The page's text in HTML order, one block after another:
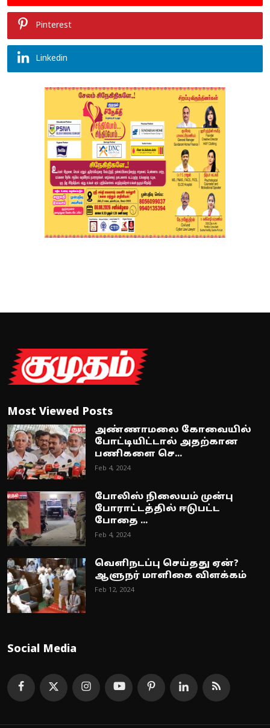
Pinterest
Linkedin
Most Viewed Posts
அண்ணாமலை கோவையில்
போட்டியிட்டால் அதற்கான
பணிகளை செ...
Feb 4, 2024
போலிஸ் நிலையம் முன்பு
போராட்டத்தில் ஈடுபட்ட
போதை ...
Feb 4, 2024
வெளிநடப்பு செய்தது ஏன்?
ஆளுநர் மாளிகை விளக்கம்
Feb 12, 2024
Social Media